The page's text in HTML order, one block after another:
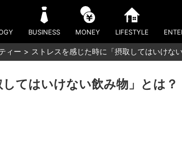
BUSINESS MONEY LIFESTYLE
ィー ストレスを感じた時に「摂取してはいけな
てはいけない飲み物」とは？